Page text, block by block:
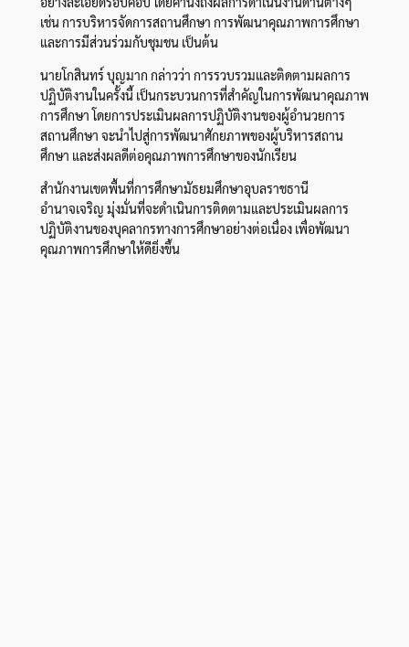
เช่น การบริหารจัดการสถานศึกษา การพัฒนาคุณภาพการศึกษา
และการมีส่วนร่วมกับชุมชน เป็นต้น
นายโกสินทร์ บุญมาก กล่าวว่า การรวบรวมและติดตามผลการ
ปฏิบัติงานในครั้งนี้ เป็นกระบวนการที่สำคัญในการพัฒนาคุณภาพ
การศึกษา โดยการประเมินผลการปฏิบัติงานของผู้อำนวยการ
สถานศึกษา จะนำไปสู่การพัฒนาศักยภาพของผู้บริหารสถาน
ศึกษา และส่งผลดีต่อคุณภาพการศึกษาของนักเรียน
สำนักงานเขตพื้นที่การศึกษามัธยมศึกษาอุบลราชธานี
อำนาจเจริญ มุ่งมั่นที่จะดำเนินการติดตามและประเมินผลการ
ปฏิบัติงานของบุคลากรทางการศึกษาอย่างต่อเนื่อง เพื่อพัฒนา
คุณภาพการศึกษาให้ดียิ่งขึ้น